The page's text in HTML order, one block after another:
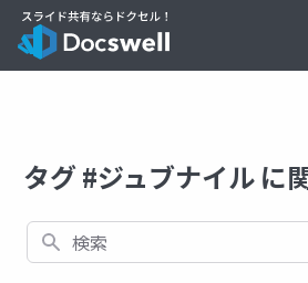
タグ #ジュブナイル に
検索